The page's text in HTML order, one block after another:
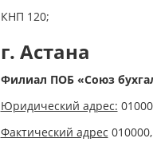
КНП 120;
г. Астана
Филиал ПОБ «Союз
Юридический адрес:
Фактический адрес